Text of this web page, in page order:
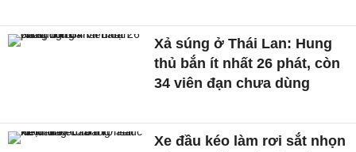
Xả súng ở Thái Lan: Hung
thủ bắn ít nhất 26 phát, còn
34 viên đạn chưa dùng
Xe đầu kéo làm rơi sắt nhọn